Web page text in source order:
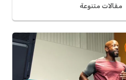
مقالات متنوعة